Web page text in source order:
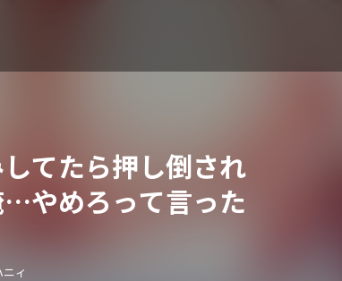
てたら押し倒され
やめろって言った
ィ